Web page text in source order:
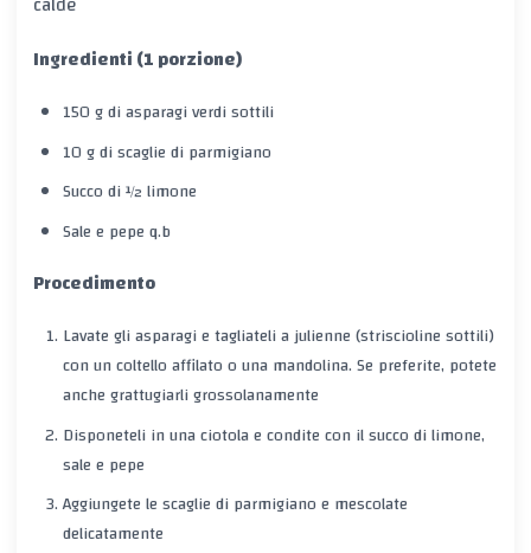
Ingredienti (1 porzione)
150 g di asparagi verdi sottili
10 g di scaglie di parmigiano
Succo di ½ limone
Sale e pepe q.b
Procedimento
Lavate gli asparagi e tagliatelia julienne(striscioline sottili)
con un coltello affilato o una mandolina. Se preferite, potete
anche grattugiarli grossolanamente
Disponeteli in una ciotola e condite con il succo di limone,
sale e pepe
Aggiungete le scaglie di parmigiano e mescolate
delicatamente